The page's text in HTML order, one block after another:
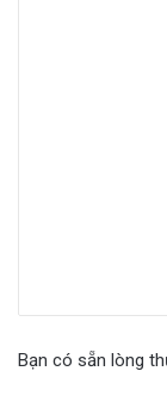
Bạn có sẵn lòng